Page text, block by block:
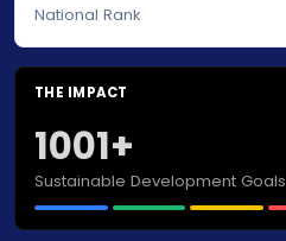
National Rank
THE IMPACT
1001+
Sustainable Development Goals